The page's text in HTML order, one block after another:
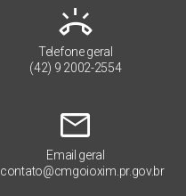
ring_volume
Telefone geral
(42) 9 2002-2554
mail
Email geral
contato@cmgoioxim.pr.gov.br